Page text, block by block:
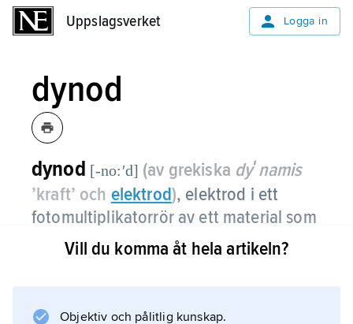
Uppslagsverket Logga in
dynod
dynod [-no:ʹd] (av grekiska dyʹnamis
’kraft’ och elektrod), elektrod i ett
fotomultiplikatorrör av ett material som
med hög sannolikhet utsänder
Vill du komma åt hela artikeln?
Objektiv och pålitlig kunskap.